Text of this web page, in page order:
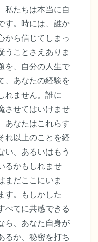
私たちは本当に自
す。時には、誰か
から信じてしまっ
うことさえありま
を、自分の人生で
、あなたの経験を
れません。誰に
させてはいけませ
あなたはこれらす
れ以上のことを経
い、あるいはもう
るかもしれませ
まだここにいま
す。もしかした
べてに共感できる
ら、あなた自身が
るか、秘密を打ち